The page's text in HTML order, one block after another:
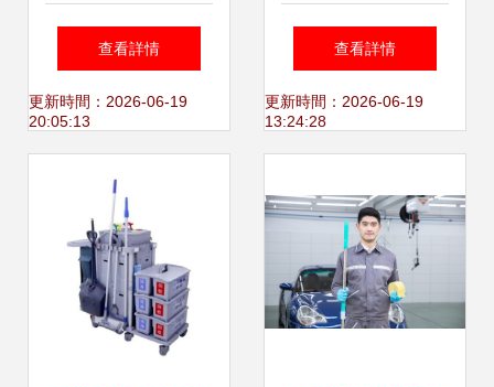
務勞動拓展體驗
——以保潔為例，
孩子一起發現創造
力
查看詳情
更新時間：2026-06-19
20:05:13
難告訴我!看消防志
愿者如何開展安全
查看詳情
更新時間：2026-06-19
13:24:28